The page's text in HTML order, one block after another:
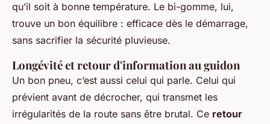
qu’il soit à bonne température. Le bi-gomme, lui,
trouve un bon équilibre : efficace dès le démarrage,
sans sacrifier la sécurité pluvieuse.
Longévité et retour d'information au guidon
Un bon pneu, c’est aussi celui qui parle. Celui qui
prévient avant de décrocher, qui transmet les
irrégularités de la route sans être brutal. Ce retour